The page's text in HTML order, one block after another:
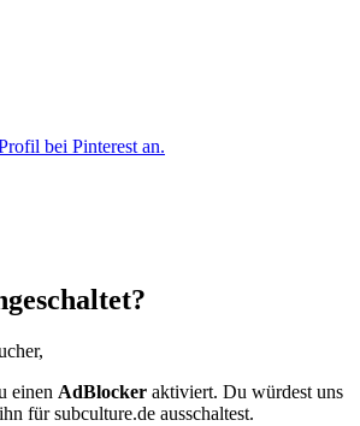
bei Pinterest an.
einen AdBlocker aktiviert. Du würdest uns
für subculture.de ausschaltest.